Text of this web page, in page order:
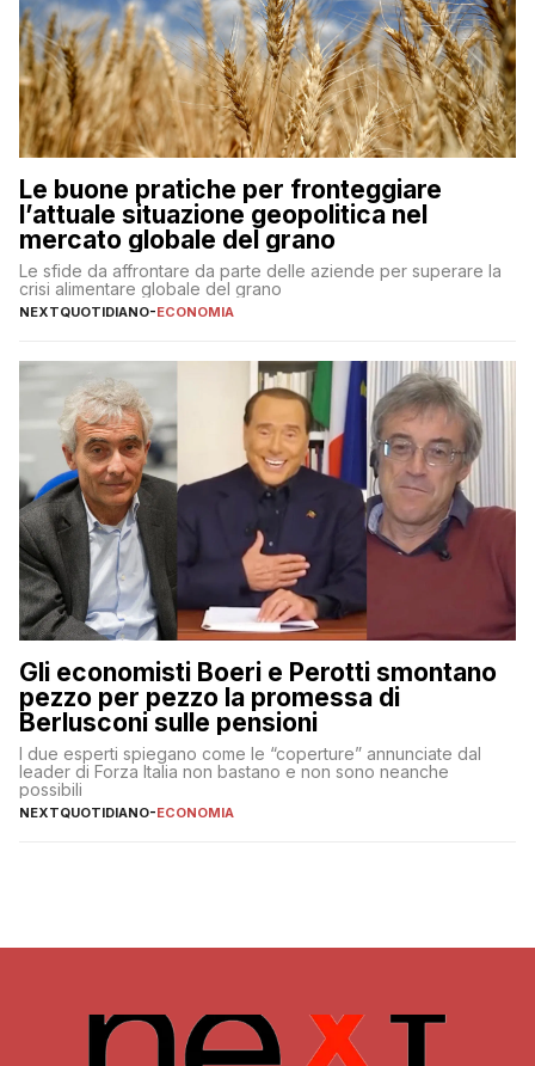
Le buone pratiche per fronteggiare
l’attuale situazione geopolitica nel
mercato globale del grano
Le sfide da affrontare da parte delle aziende per superare la
crisi alimentare globale del grano
NEXTQUOTIDIANO-ECONOMIA
Gli economisti Boeri e Perotti smontano
pezzo per pezzo la promessa di
Berlusconi sulle pensioni
I due esperti spiegano come le “coperture” annunciate dal
leader di Forza Italia non bastano e non sono neanche
possibili
NEXTQUOTIDIANO-ECONOMIA